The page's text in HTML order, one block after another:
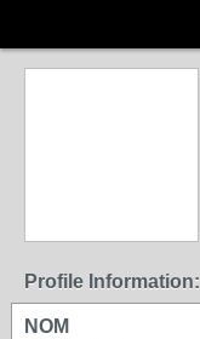
Profile Information:
NOM